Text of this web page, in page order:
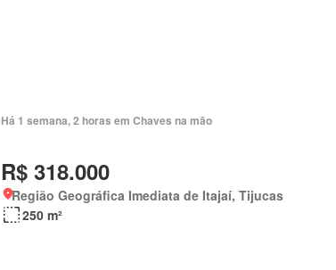
Há 1 semana, 2 horas em Chaves na mão
R$ 318.000
Região Geográfica Imediata de Itajaí, Tijucas
250 m²